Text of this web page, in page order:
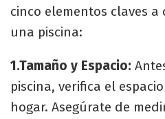
cinco elementos claves
una piscina:
1.Tamaño y Espacio:
piscina, verifica el
hogar. Asegúrate de